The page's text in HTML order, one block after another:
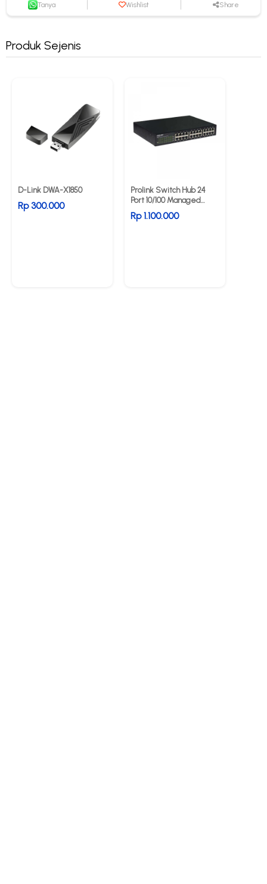
Tanya Wishlist Share
Produk Sejenis
D-Link DWA-X1850
Rp 300.000
Prolink Switch Hub 24
Port 10/100 Managed
PCSE2450M
Rp 1.100.000